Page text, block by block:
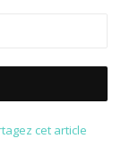
cet article